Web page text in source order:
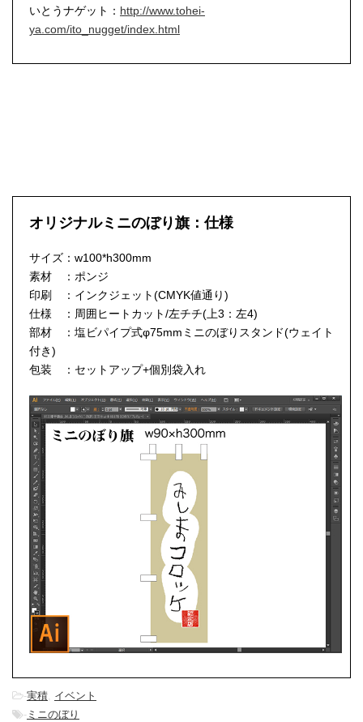
いとうナゲット： http://www.tohei-
ya.com/ito_nugget/index.html
オリジナルミニのぼり旗：仕様
サイズ：w100*h300mm
素材 ：ポンジ
印刷 ：インクジェット(CMYK値通り)
仕様 ：周囲ヒートカット/左チチ(上3：左4)
部材 ：塩ビパイプ式φ75mmミニのぼりスタンド(ウェイト
付き)
包装 ：セットアップ+個別袋入れ
-実積, イベント
- ミニのぼり